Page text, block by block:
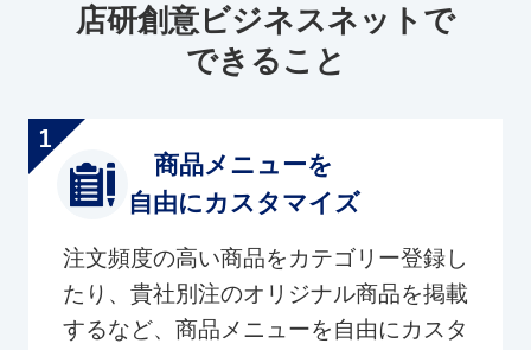
店研創意ビジネスネットで
できること
商品メニューを
自由にカスタマイズ
注文頻度の高い商品をカテゴリー登録し
たり、貴社別注のオリジナル商品を掲載
するなど、商品メニューを自由にカスタ